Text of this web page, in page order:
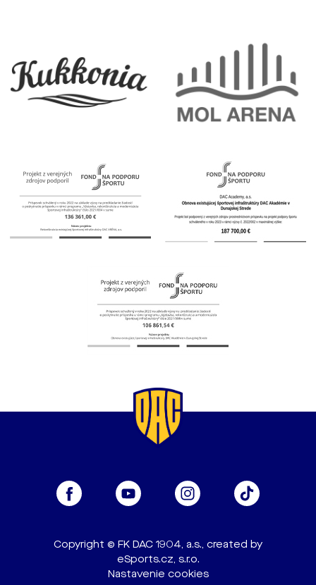
Copyright © FK DAC 1904, a.s., created by
eSports.cz, s.r.o.
Nastavenie cookies